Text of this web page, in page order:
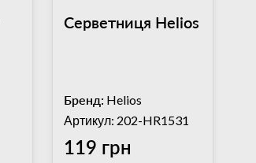
Серветниця Helios
Бренд: Helios
Артикул: 202-HR1531
119 грн